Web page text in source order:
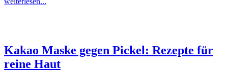
Kakao Maske gegen Pickel: Rezepte für
reine Haut